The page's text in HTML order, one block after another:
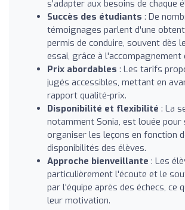
s'adapter aux besoins de chaque
Succès des étudiants : De
témoignages parlent d'une
permis de conduire, souvent dès
essai, grâce à l'accompagnement
Prix abordables : Les tarifs
jugés accessibles, mettant en
rapport qualité-prix.
Disponibilité et flexibilité : La
notamment Sonia, est louée pour
organiser les leçons en fonction
disponibilités des élèves.
Approche bienveillante : Les
particulièrement l'écoute et le
par l'équipe après des échecs, ce
leur motivation.